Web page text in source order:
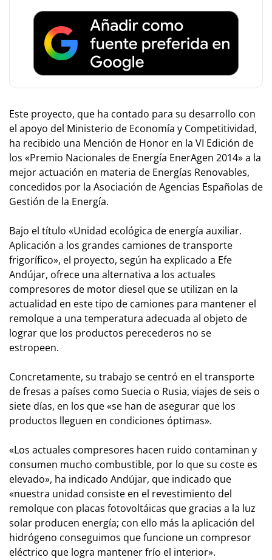
Este proyecto, que ha contado para su desarrollo con
el apoyo del Ministerio de Economía y Competitividad,
ha recibido una Mención de Honor en la VI Edición de
los «Premio Nacionales de Energía EnerAgen 2014» a la
mejor actuación en materia de Energías Renovables,
concedidos por la Asociación de Agencias Españolas de
Gestión de la Energía.
Bajo el título «Unidad ecológica de energía auxiliar.
Aplicación a los grandes camiones de transporte
frigorífico», el proyecto, según ha explicado a Efe
Andújar, ofrece una alternativa a los actuales
compresores de motor diesel que se utilizan en la
actualidad en este tipo de camiones para mantener el
remolque a una temperatura adecuada al objeto de
lograr que los productos perecederos no se
estropeen.
Concretamente, su trabajo se centró en el transporte
de fresas a países como Suecia o Rusia, viajes de seis o
siete días, en los que «se han de asegurar que los
productos lleguen en condiciones óptimas».
«Los actuales compresores hacen ruido contaminan y
consumen mucho combustible, por lo que su coste es
elevado», ha indicado Andújar, que indicado que
«nuestra unidad consiste en el revestimiento del
remolque con placas fotovoltáicas que gracias a la luz
solar producen energía; con ello más la aplicación del
hidrógeno conseguimos que funcione un compresor
eléctrico que logra mantener frío el interior».